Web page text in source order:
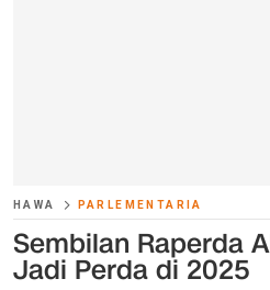
HAWA PARLEMENTARIA
Sembilan Raperda
Jadi Perda di 2025